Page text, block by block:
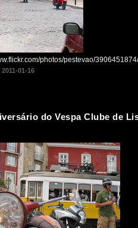
photos/pestevao/
2011-01-16
do Vespa Clube de